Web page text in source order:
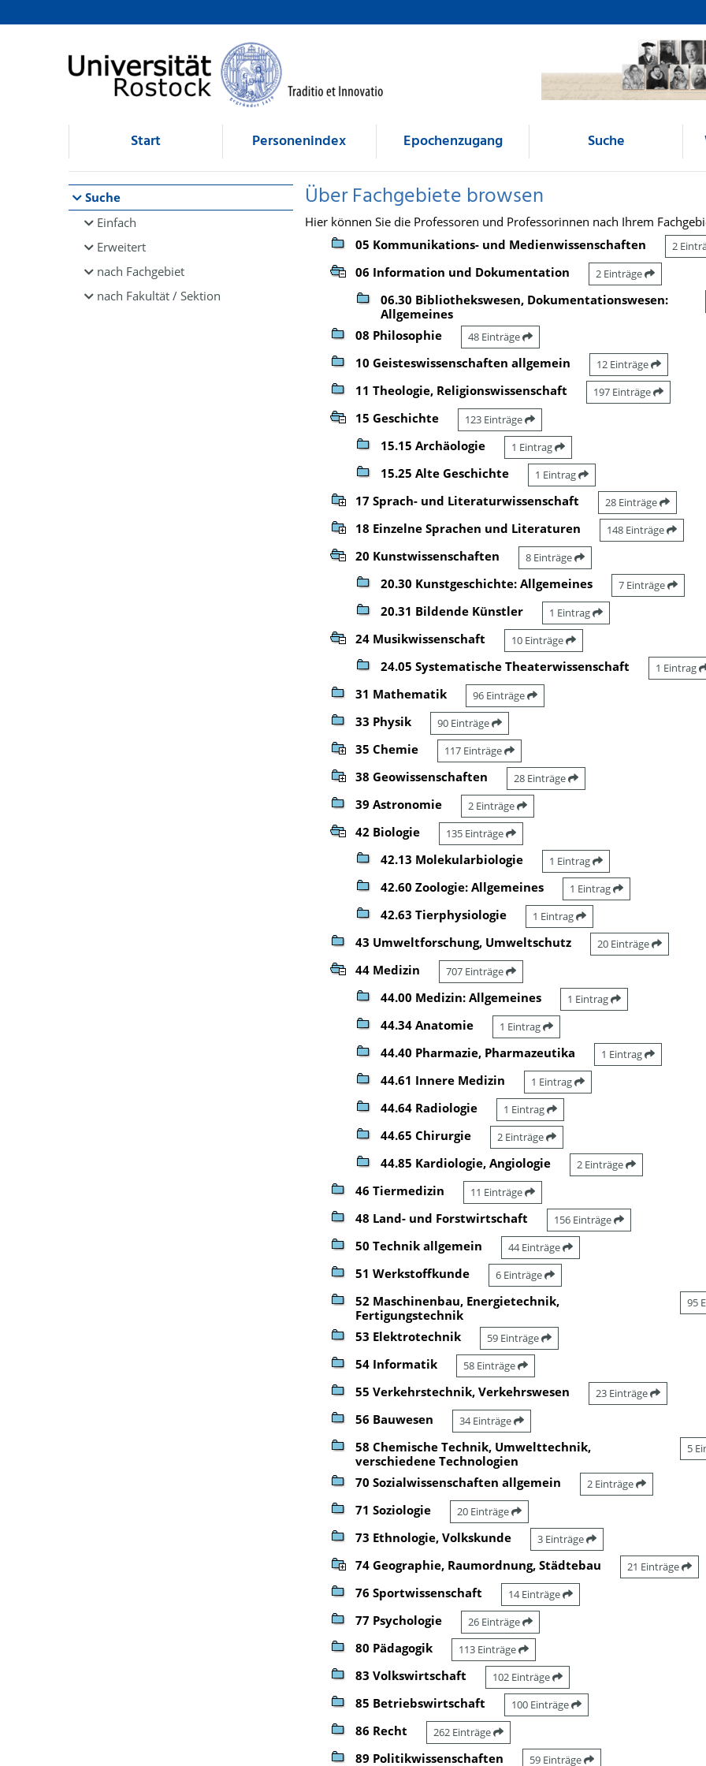
Browsen
direkt zum Inhalt
Start Personenindex Epochenzugang Suche
Suche
Einfach
Erweitert
nach Fachgebiet
nach Fakultät / Sektion
Über Fachgebiete browsen
Hier können Sie die Professoren und Professorinnen nach Ihrem
05 Kommunikations- und Medienwissenschaften
2
06 Information und Dokumentation 2 Einträge
06.30 Bibliothekswesen, Dokumentationswesen:
Allgemeines
08 Philosophie 48 Einträge
10 Geisteswissenschaften allgemein 12 Einträge
11 Theologie, Religionswissenschaft 197 Einträge
15 Geschichte 123 Einträge
15.15 Archäologie 1 Eintrag
15.25 Alte Geschichte 1 Eintrag
17 Sprach- und Literaturwissenschaft 28 Einträge
18 Einzelne Sprachen und Literaturen 148 Einträge
20 Kunstwissenschaften 8 Einträge
20.30 Kunstgeschichte: Allgemeines 7 Einträge
20.31 Bildende Künstler 1 Eintrag
24 Musikwissenschaft 10 Einträge
24.05 Systematische Theaterwissenschaft 1 Eintrag
31 Mathematik 96 Einträge
33 Physik 90 Einträge
35 Chemie 117 Einträge
38 Geowissenschaften 28 Einträge
39 Astronomie 2 Einträge
42 Biologie 135 Einträge
42.13 Molekularbiologie 1 Eintrag
42.60 Zoologie: Allgemeines 1 Eintrag
42.63 Tierphysiologie 1 Eintrag
43 Umweltforschung, Umweltschutz 20 Einträge
44 Medizin 707 Einträge
44.00 Medizin: Allgemeines 1 Eintrag
44.34 Anatomie 1 Eintrag
44.40 Pharmazie, Pharmazeutika 1 Eintrag
44.61 Innere Medizin 1 Eintrag
44.64 Radiologie 1 Eintrag
44.65 Chirurgie 2 Einträge
44.85 Kardiologie, Angiologie 2 Einträge
46 Tiermedizin 11 Einträge
48 Land- und Forstwirtschaft 156 Einträge
50 Technik allgemein 44 Einträge
51 Werkstoffkunde 6 Einträge
52 Maschinenbau, Energietechnik,
Fertigungstechnik
95
53 Elektrotechnik 59 Einträge
54 Informatik 58 Einträge
55 Verkehrstechnik, Verkehrswesen 23 Einträge
56 Bauwesen 34 Einträge
58 Chemische Technik, Umwelttechnik,
verschiedene Technologien
5
70 Sozialwissenschaften allgemein 2 Einträge
71 Soziologie 20 Einträge
73 Ethnologie, Volkskunde 3 Einträge
74 Geographie, Raumordnung, Städtebau 21 Einträge
76 Sportwissenschaft 14 Einträge
77 Psychologie 26 Einträge
80 Pädagogik 113 Einträge
83 Volkswirtschaft 102 Einträge
85 Betriebswirtschaft 100 Einträge
86 Recht 262 Einträge
89 Politikwissenschaften 59 Einträge